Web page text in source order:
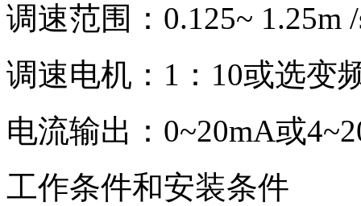
调速范围： 0.125~ 1.25m
调速电机： 1：10或选变
电流输出： 0~20mA或
工作条件和安装条件